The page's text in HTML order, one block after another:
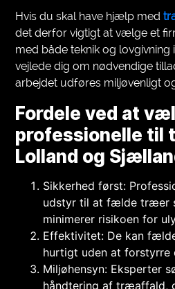
Hvis du skal have hjælp med
det derfor vigtigt at vælge et
med både teknik og lovgivning
vejlede dig om nødvendige
arbejdet udføres miljøvenligt
Fordele ved at
professionelle
Lolland og
Sikkerhed først:
udstyr til at fælde træer
minimerer risikoen for
Effektivitet: De kan
hurtigt uden at forstyrre
Miljøhensyn: Eksperter
håndtering af træaffald,